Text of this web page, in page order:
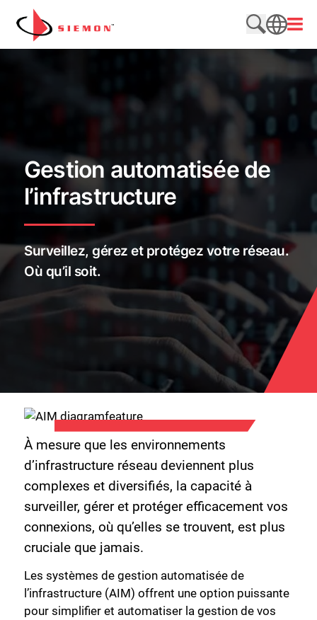
Aller au contenu
SEARCH
Gestion automatisée de
l’infrastructure
Surveillez, gérez et protégez votre réseau.
Où qu’il soit.
À mesure que les environnements
d’infrastructure réseau deviennent plus
complexes et diversifiés, la capacité à
surveiller, gérer et protéger efficacement vos
connexions, où qu’elles se trouvent, est plus
cruciale que jamais.
Les systèmes de gestion automatisée de
l’infrastructure (AIM) offrent une option puissante
pour simplifier et automatiser la gestion de vos